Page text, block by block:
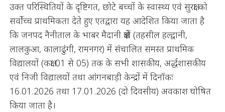
उक्त परिस्थितियों के दृष्टिगत, छोटे बच्चों के स्वास्थ्य एवं सुरक्षा को
सर्वोच्च प्राथमिकता देते हुए एतद्वारा यह आदेशित किया जाता है
कि जनपद नैनीताल के भाबर मैदानी क्षेत्रों (तहसील हल्द्वानी,
लालकुआ, कालाढुंगी, रामनगर) में संचालित समस्त प्राथमिक
विद्यालयों (कक्षा 01 से 05) तक के सभी शासकीय, अर्द्धशासकीय
एवं निजी विद्यालयों तथा आंगनबाड़ी केन्द्रों में दिनॉकः
16.01.2026 तथा 17.01.2026 (दो दिवसीय) अवकाश घोषित
किया जाता है।